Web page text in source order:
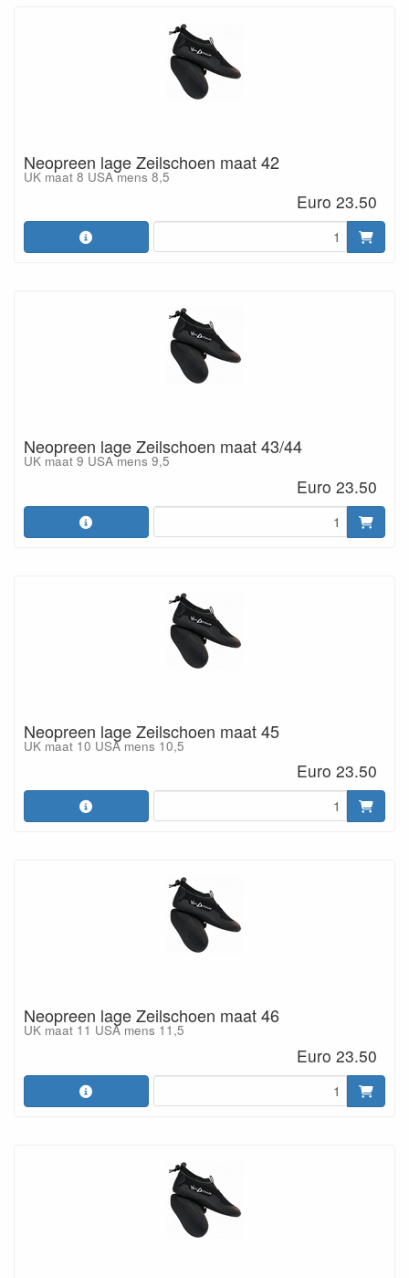
Neopreen lage Zeilschoen maat 42
UK maat 8 USA mens 8,5
Euro 23.50
Neopreen lage Zeilschoen maat 43/44
UK maat 9 USA mens 9,5
Euro 23.50
Neopreen lage Zeilschoen maat 45
UK maat 10 USA mens 10,5
Euro 23.50
Neopreen lage Zeilschoen maat 46
UK maat 11 USA mens 11,5
Euro 23.50